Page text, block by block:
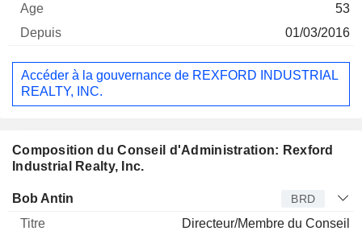
53
01/03/2016
Accéder à la gouvernance de REXFORD INDUSTRIAL
REALTY, INC.
Composition du Conseil d'Administration: Rexford
Industrial Realty, Inc.
Administrateur
Bob Antin BRD
Directeur/Membre du Conseil